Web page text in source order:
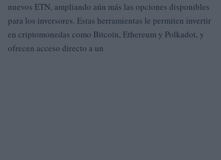
nuevos ETN, ampliando aún más las opciones disponibles
para los inversores. Estas herramientas le permiten invertir
en criptomonedas como Bitcoin, Ethereum y Polkadot, y
ofrecen acceso directo a un